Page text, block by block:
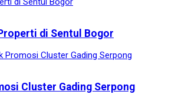
di Sentul Bogor
Cluster Gading Serpong